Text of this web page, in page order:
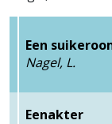
Een
Nagel, L.
Eenakter